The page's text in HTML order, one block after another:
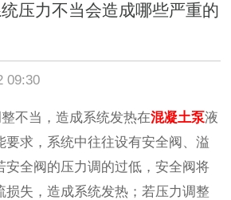
压力不当会造成哪些严重的
09:30
不当，造成系统发热在混凝土泵液
要求，系统中往往设有安全阀、溢
安全阀的压力调的过低，安全阀将
损失，造成系统发热；若压力调整